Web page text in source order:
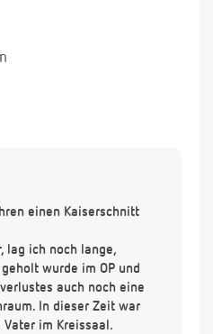
einen Kaiserschnitt
lag ich noch lange,
wurde im OP und
auch noch eine
In dieser Zeit war
im Kreissaal.